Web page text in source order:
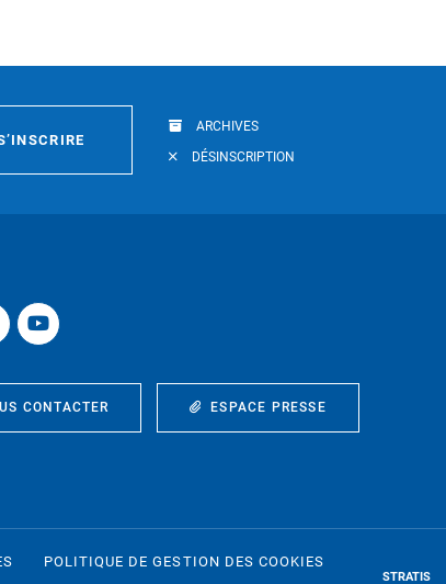
ARCHIVES
DÉSINSCRIPTION
CONTACTER ESPACE PRESSE
POLITIQUE DE GESTION DES COOKIES
STRATIS